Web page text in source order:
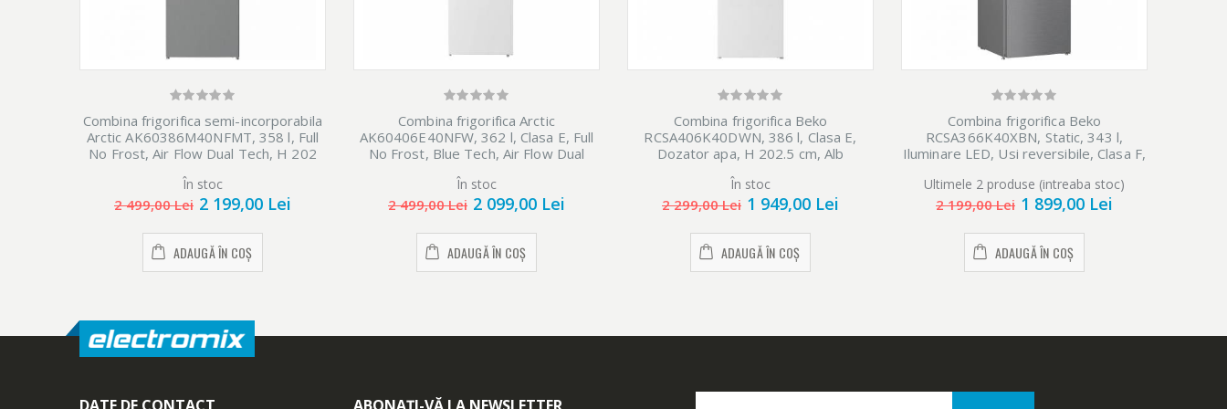
Combina frigorifica semi-incorporabila
Arctic AK60386M40NFMT, 358 l, Full
No Frost, Air Flow Dual Tech, H 202
În stoc
2 499,00 Lei 2 199,00 Lei
ADAUGĂ ÎN COȘ
Combina frigorifica Arctic
AK60406E40NFW, 362 l, Clasa E, Full
No Frost, Blue Tech, Air Flow Dual
În stoc
2 499,00 Lei 2 099,00 Lei
ADAUGĂ ÎN COȘ
Combina frigorifica Beko
RCSA406K40DWN, 386 l, Clasa E,
Dozator apa, H 202.5 cm, Alb
În stoc
2 299,00 Lei 1 949,00 Lei
ADAUGĂ ÎN COȘ
Combina frigorifica Beko
RCSA366K40XBN, Static, 343 l,
Iluminare LED, Usi reversibile, Clasa F,
Ultimele 2 produse (intreaba stoc)
2 199,00 Lei 1 899,00 Lei
ADAUGĂ ÎN COȘ